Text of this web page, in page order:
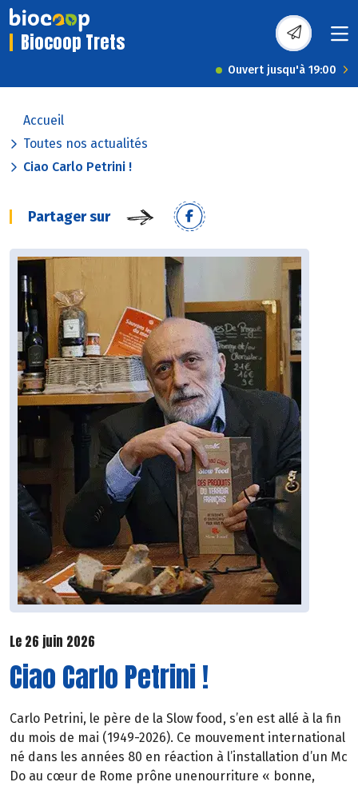
Biocoop Trets
Ouvert jusqu'à 19:00
Accueil
Toutes nos actualités
Ciao Carlo Petrini !
Partager sur
Le 26 juin 2026
Ciao Carlo Petrini !
Carlo Petrini, le père de la Slow food, s’en est allé à la fin
du mois de mai (1949-2026). Ce mouvement international
né dans les années 80 en réaction à l’installation d’un Mc
Do au cœur de Rome prône unenourriture « bonne,